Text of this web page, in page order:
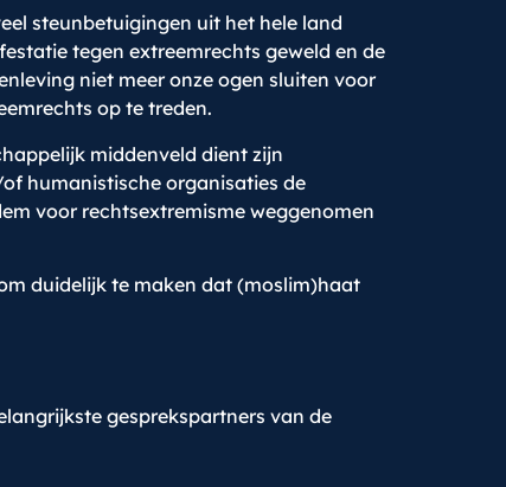
steunbetuigingen uit het hele land
tegen extreemrechts geweld en de
niet meer onze ogen sluiten voor
op te treden.
middenveld dient zijn
humanistische organisaties de
voor rechtsextremisme weggenomen
duidelijk te maken dat (moslim)haat
gesprekspartners van de